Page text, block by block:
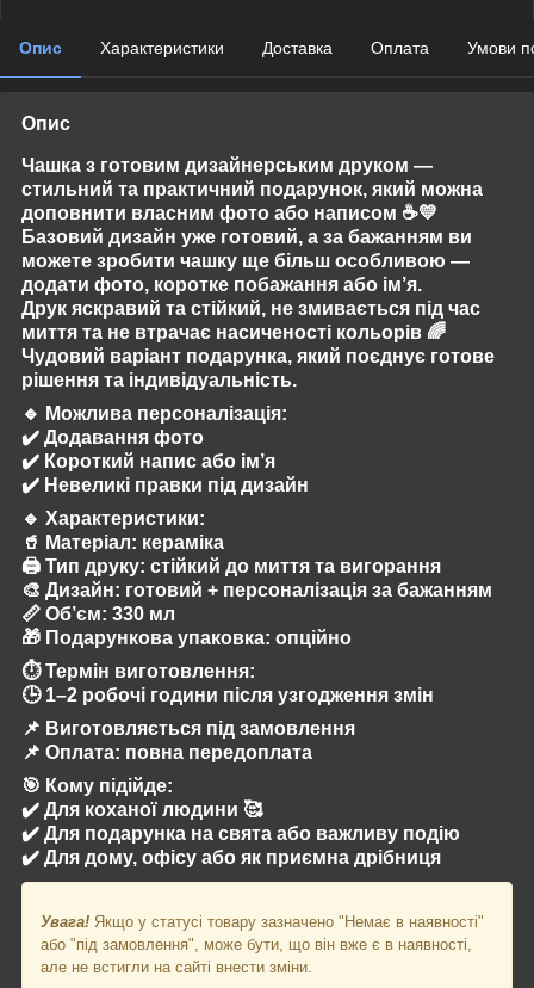
Опис Характеристики Доставка Оплата Умови
Опис
Чашка з готовим дизайнерським друком —
стильний та практичний подарунок, який можна
доповнити власним фото або написом ☕💛
Базовий дизайн уже готовий, а за бажанням ви
можете зробити чашку ще більш особливою —
додати фото, коротке побажання або ім’я.
Друк яскравий та стійкий, не змивається під час
миття та не втрачає насиченості кольорів 🌈
Чудовий варіант подарунка, який поєднує готове
рішення та індивідуальність.
🔹 Можлива персоналізація:
✔️ Додавання фото
✔️ Короткий напис або ім’я
✔️ Невеликі правки під дизайн
🔹 Характеристики:
🥤 Матеріал: кераміка
🖨️ Тип друку: стійкий до миття та вигорання
🎨 Дизайн: готовий + персоналізація за бажанням
📏 Об’єм: 330 мл
🎁 Подарункова упаковка: опційно
⏱️Термін виготовлення:
🕒 1–2 робочі години після узгодження змін
📌 Виготовляється під замовлення
📌 Оплата: повна передоплата
🎯 Кому підійде:
✔️ Для коханої людини 🥰
✔️ Для подарунка на свята або важливу подію
✔️ Для дому, офісу або як приємна дрібниця
Увага! Якщо у статусі товару зазначено "Немає в наявності"
або "під замовлення", може бути, що він вже є в наявності,
але не встигли на сайті внести зміни.